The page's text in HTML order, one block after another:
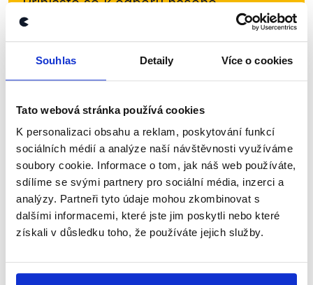
Souhlas Detaily Více o cookies
Tato webová stránka používá cookies
K personalizaci obsahu a reklam, poskytování funkcí
sociálních médií a analýze naší návštěvnosti využíváme
soubory cookie. Informace o tom, jak náš web používáte,
sdílíme se svými partnery pro sociální média, inzerci a
analýzy. Partneři tyto údaje mohou zkombinovat s
dalšími informacemi, které jste jim poskytli nebo které
získali v důsledku toho, že používáte jejich služby.
newsletteru nebo
whatsappového
kanálu, kde pravidelně přinášíme
shrnutí nejzajímavějších článků a analýz.
Začněte nás odebírat, a mějte tak
přehled o tom, jaké dezinformace a
nepravdy se zrovna v Česku šíří.
Newsletter WhatsApp
Sociální sítě
Nenechte si ujít nejnovější události